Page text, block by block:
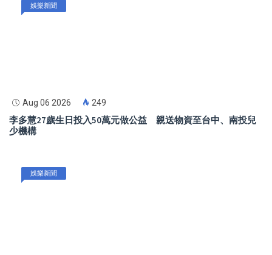
娛樂新聞
Aug 06 2026 249
李多慧27歲生日投入50萬元做公益 親送物資至台中、南投兒
少機構
娛樂新聞